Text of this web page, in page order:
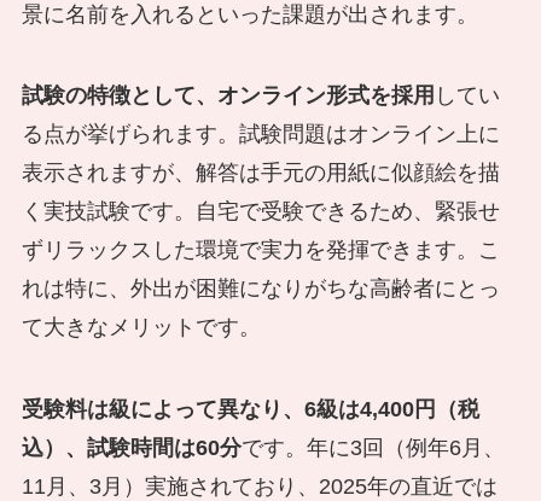
景に名前を入れるといった課題が出されます。
試験の特徴として、オンライン形式を採用 してい
る点が挙げられます。試験問題はオンライン上に
表示されますが、解答は手元の用紙に似顔絵を描
く実技試験です。自宅で受験できるため、緊張せ
ずリラックスした環境で実力を発揮できます。こ
れは特に、外出が困難になりがちな高齢者にとっ
て大きなメリットです。
受験料は級によって異なり、6級は4,400円（税
込）、試験時間は60分です。年に3回（例年6月、
11月、3月）実施されており、2025年の直近では